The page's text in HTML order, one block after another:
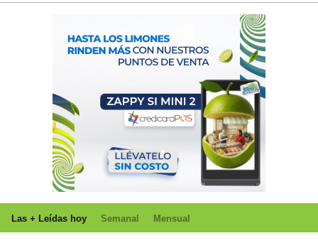
Las + Leídas hoy Semanal Mensual